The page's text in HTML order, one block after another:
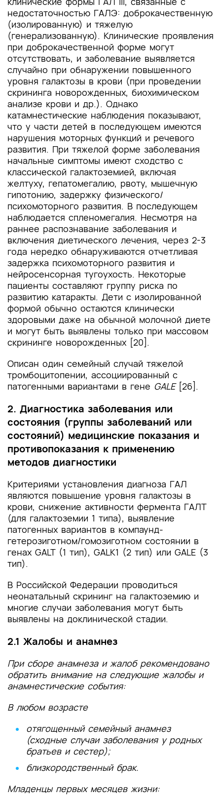
недостаточностью ГАЛЭ: доброкачественную
(изолированную) и тяжелую
(генерализованную). Клинические проявления
при доброкачественной форме могут
отсутствовать, и заболевание выявляется
случайно при обнаружении повышенного
уровня галактозы в крови (при проведении
скрининга новорожденных, биохимическом
анализе крови и др.). Однако
катамнестические наблюдения показывают,
что у части детей в последующем имеются
нарушения моторных функций и речевого
развития. При тяжелой форме заболевания
начальные симптомы имеют сходство с
классической галактоземией, включая
желтуху, гепатомегалию, рвоту, мышечную
гипотонию, задержку физического/
психомоторного развития. В последующем
наблюдается спленомегалия. Несмотря на
раннее распознавание заболевания и
включения диетического лечения, через 2-3
года нередко обнаруживаются отчетливая
задержка психомоторного развития и
нейросенсорная тугоухость. Некоторые
пациенты составляют группу риска по
развитию катаракты. Дети с изолированной
формой обычно остаются клинически
здоровыми даже на обычной молочной диете
и могут быть выявлены только при массовом
скрининге новорожденных [20].
Описан один семейный случай тяжелой
тромбоцитопении, ассоциированный с
патогенными вариантами в гене GALE[26].
2. Диагностика заболевания или
состояния (группы заболеваний или
состояний) медицинские показания и
противопоказания к применению
методов диагностики
Критериями установления диагноза ГАЛ
являются повышение уровня галактозы в
крови, снижение активности фермента ГАЛТ
(для галактоземии 1 типа), выявление
патогенных вариантов в компаунд-
гетерозиготном/гомозиготном состоянии в
генах GALT (1 тип), GALK1 (2 тип) или GALE (3
тип).
В Российской Федерации проводиться
неонатальный скрининг на галактоземию и
многие случаи заболевания могут быть
выявлены на доклинической стадии.
2.1 Жалобы и анамнез
При сборе анамнеза и жалоб рекомендовано
обратить внимание на следующие жалобы и
анамнестические события:
В любом возрасте
отягощенный семейный анамнез
(сходные случаи заболевания у родных
братьев и сестер);
близкородственный брак.
Младенцы первых месяцев жизни: